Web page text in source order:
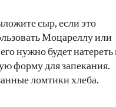
сыр, если это
Моцареллу или
нужно будет натереть
форму для запекания.
ломтики хлеба.